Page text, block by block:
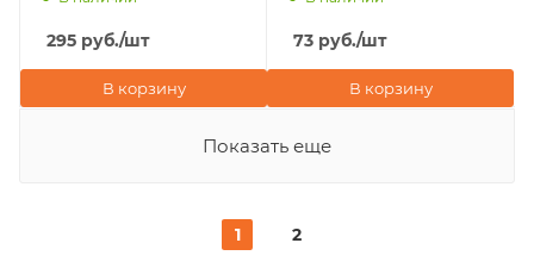
295 руб./шт
В корзину
73 руб./шт
В корзину
Показать еще
1 2